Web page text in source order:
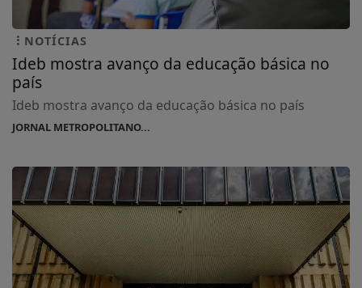
NOTÍCIAS
Ideb mostra avanço da educação básica no
país
Ideb mostra avanço da educação básica no país
JORNAL METROPOLITANO...